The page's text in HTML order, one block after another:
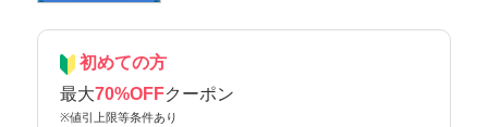
初めての方
最大70%OFFクーポン
※値引上限等条件あり